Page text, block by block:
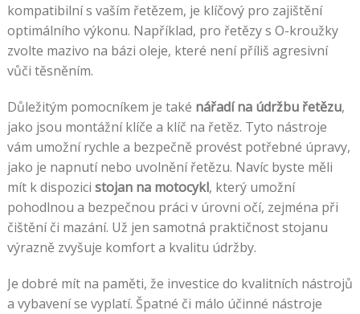
kompatibilní s vaším řetězem, je klíčový pro zajištění
optimálního výkonu. Například, pro řetězy s O-kroužky
zvolte mazivo na bázi oleje, které není příliš agresivní
vůči těsněním.
Důležitým pomocníkem je také nářadí na údržbu řetězu,
jako jsou montážní klíče a klíč na řetěz. Tyto nástroje
vám umožní rychle a bezpečně provést potřebné úpravy,
jako je napnutí nebo uvolnění řetězu. Navíc byste měli
mít k dispozici stojan na motocykl, který umožní
pohodlnou a bezpečnou práci v úrovni očí, zejména při
čištění či mazání. Už jen samotná praktičnost stojanu
výrazně zvyšuje komfort a kvalitu údržby.
Je dobré mít na paměti, že investice do kvalitních nástrojů
a vybavení se vyplatí. Špatné či málo účinné nástroje